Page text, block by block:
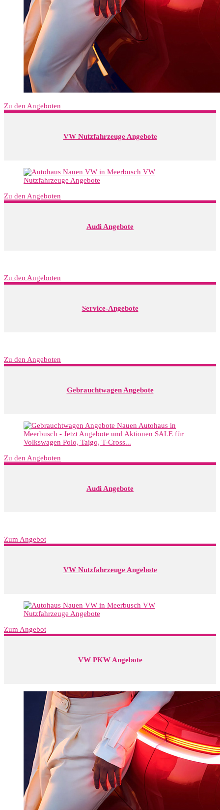
Zu den Angeboten
VW Nutzfahrzeuge Angebote
Zu den Angeboten
Audi Angebote
Zu den Angeboten
Service-Angebote
Zu den Angeboten
Gebrauchtwagen Angebote
Zu den Angeboten
Audi Angebote
Zum Angebot
VW Nutzfahrzeuge Angebote
Zum Angebot
VW PKW Angebote